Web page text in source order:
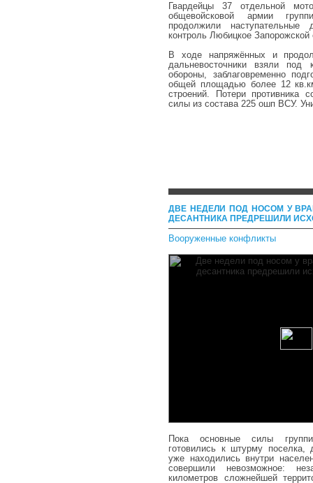
Гвардейцы 37 отдельной
общевойсковой армии
продолжили
контроль Любицкое Запорожской
В ходе напряжённых и
дальневосточники взяли под
обороны, заблаговременно
общей площадью более 12
строений. Потери противника
силы из состава 225 ошп ВСУ.
ДВЕ НЕДЕЛИ ПОД НОСОМ У
ДЕСАНТНИКА ПРЕДРЕШИЛИ
Вооруженные конфликты
Пока основные силы
готовились к штурму
уже находились внутри
совершили невозможное:
километров сложнейшей